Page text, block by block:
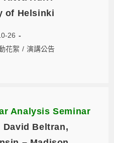
of Helsinki
26
花絮 / 演講公告
Analysis Seminar
David Beltran,